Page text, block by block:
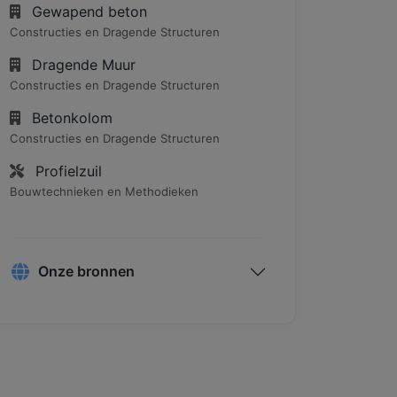
Gewapend beton
Constructies en Dragende Structuren
Dragende Muur
Constructies en Dragende Structuren
Betonkolom
Constructies en Dragende Structuren
Profielzuil
Bouwtechnieken en Methodieken
Onze bronnen